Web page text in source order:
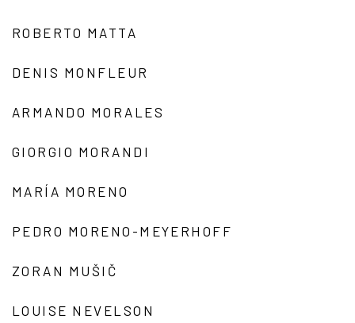
ROBERTO MATTA
DENIS MONFLEUR
ARMANDO MORALES
GIORGIO MORANDI
MARÍA MORENO
PEDRO MORENO-MEYERHOFF
ZORAN MUŠIČ
LOUISE NEVELSON